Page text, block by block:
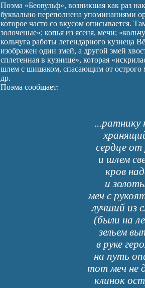
Поэма «Беовульф», возникшая как раз
буквально переполнена упоминаниями
которое часто со вкусом описывается.
золоченые»; копья из ясеня, мечи;
кольчуга работы легендарного кузнеца
изображен один змей, а другой змей
сплетенная в кузнице», которая
шлем с шишаком, спасающим от острого
др.
Поэма сообщает:
сердце
и шлем
кров
и
меч с
лучший из
(были на
зельем
в руке
на путь
тот меч не
клинок